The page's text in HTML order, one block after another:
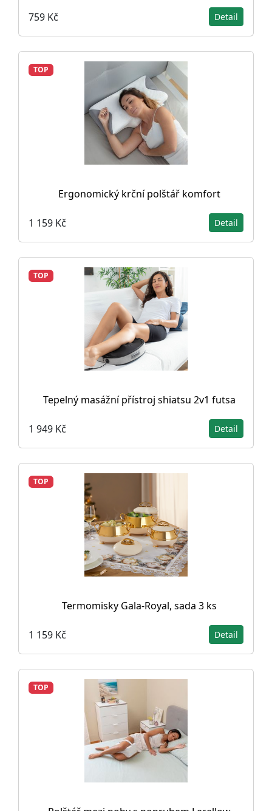
759 Kč Detail
TOP
Ergonomický krční polštář komfort
1 159 Kč Detail
TOP
Tepelný masážní přístroj shiatsu 2v1 futsa
1 949 Kč Detail
TOP
Termomisky Gala-Royal, sada 3 ks
1 159 Kč Detail
TOP